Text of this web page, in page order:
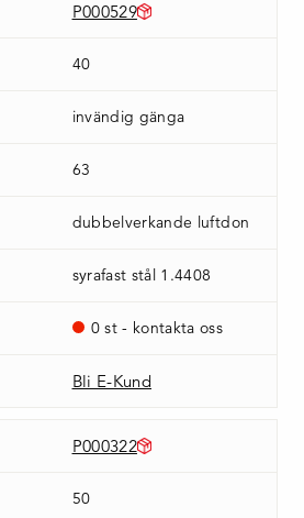
P000529
40
invändig gänga
63
dubbelverkande luftdon
syrafast stål 1.4408
0 st - kontakta oss
Bli E-Kund
P000322
50